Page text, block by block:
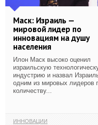
Маск: Израиль —
мировой лидер по
инновациям на душу
населения
Илон Маск высоко оценил
израильскую
индустрию и назвал
одним из мировых лидеров
количеству...
ИННОВАЦИИ